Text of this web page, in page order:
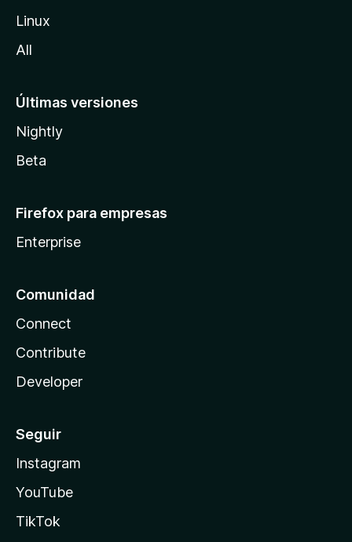
Linux
All
Últimas versiones
Nightly
Beta
Firefox para empresas
Enterprise
Comunidad
Connect
Contribute
Developer
Seguir
Instagram
YouTube
TikTok